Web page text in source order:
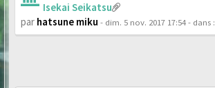
Isekai Seikatsu
par hatsune miku - dim. 5 nov. 2017 17:54- dans :